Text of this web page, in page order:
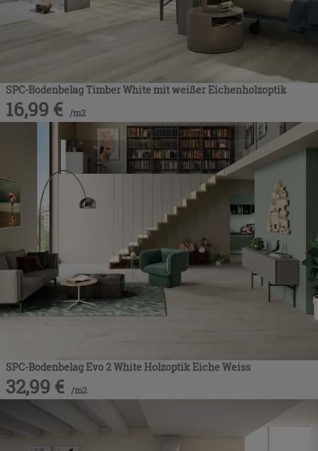
SPC-Bodenbelag Timber White mit weißer Eichenholzoptik
16,99 € /m2
SPC-Bodenbelag Evo 2 White Holzoptik Eiche Weiss
32,99 € /m2